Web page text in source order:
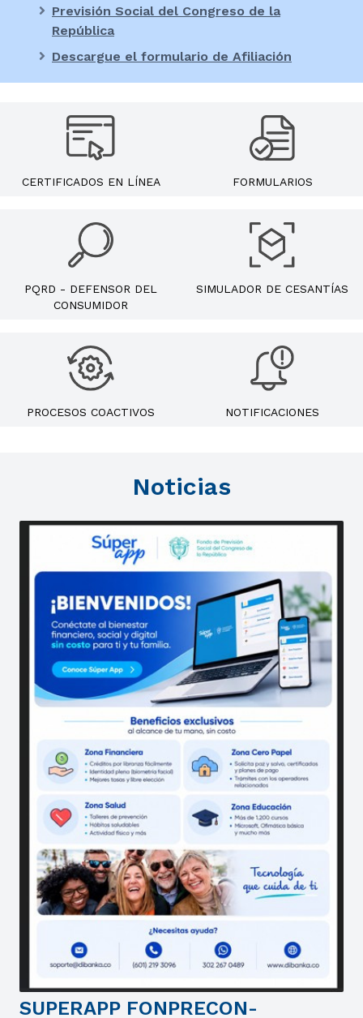
Previsión Social del Congreso de la
República
Descargue el formulario de Afiliación
CERTIFICADOS EN LÍNEA FORMULARIOS
PQRD - DEFENSOR DEL
CONSUMIDOR
SIMULADOR DE CESANTÍAS
PROCESOS COACTIVOS NOTIFICACIONES
Noticias
SUPERAPP FONPRECON-